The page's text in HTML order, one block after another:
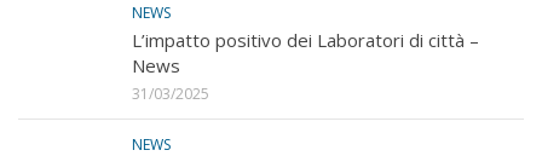
NEWS
L’impatto positivo dei Laboratori di città –
News
31/03/2025
NEWS